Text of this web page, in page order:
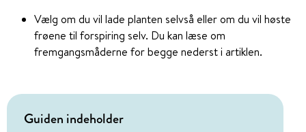
Vælg om du vil lade planten selvså eller om du vil høste
frøene til forspiring selv. Du kan læse om
fremgangsmåderne for begge nederst i artiklen.
Guiden indeholder